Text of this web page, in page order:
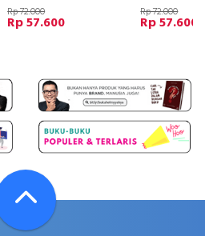
Rp 72.000
Rp 57.600
Rp 72.000
Rp 57.600